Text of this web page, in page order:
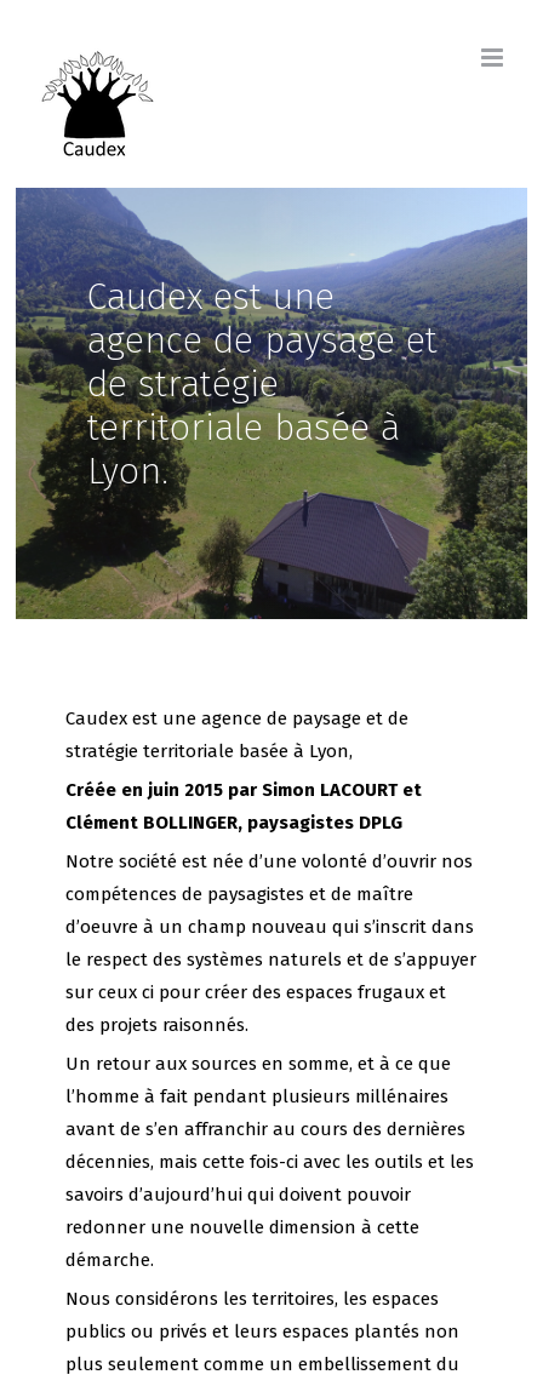
contenu
Caudex est une
agence de paysage et
de stratégie
territoriale basée à
Lyon.
Caudex est une agence de paysage et de
stratégie territoriale basée à Lyon,
Créée en juin 2015 par Simon LACOURT et
Clément BOLLINGER, paysagistes DPLG
Notre société est née d’une volonté d’ouvrir nos
compétences de paysagistes et de maître
d’oeuvre à un champ nouveau qui s’inscrit dans
le respect des systèmes naturels et de s’appuyer
sur ceux ci pour créer des espaces frugaux et
des projets raisonnés.
Un retour aux sources en somme, et à ce que
l’homme à fait pendant plusieurs millénaires
avant de s’en affranchir au cours des dernières
décennies, mais cette fois-ci avec les outils et les
savoirs d’aujourd’hui qui doivent pouvoir
redonner une nouvelle dimension à cette
démarche.
Nous considérons les territoires, les espaces
publics ou privés et leurs espaces plantés non
plus seulement comme un embellissement du